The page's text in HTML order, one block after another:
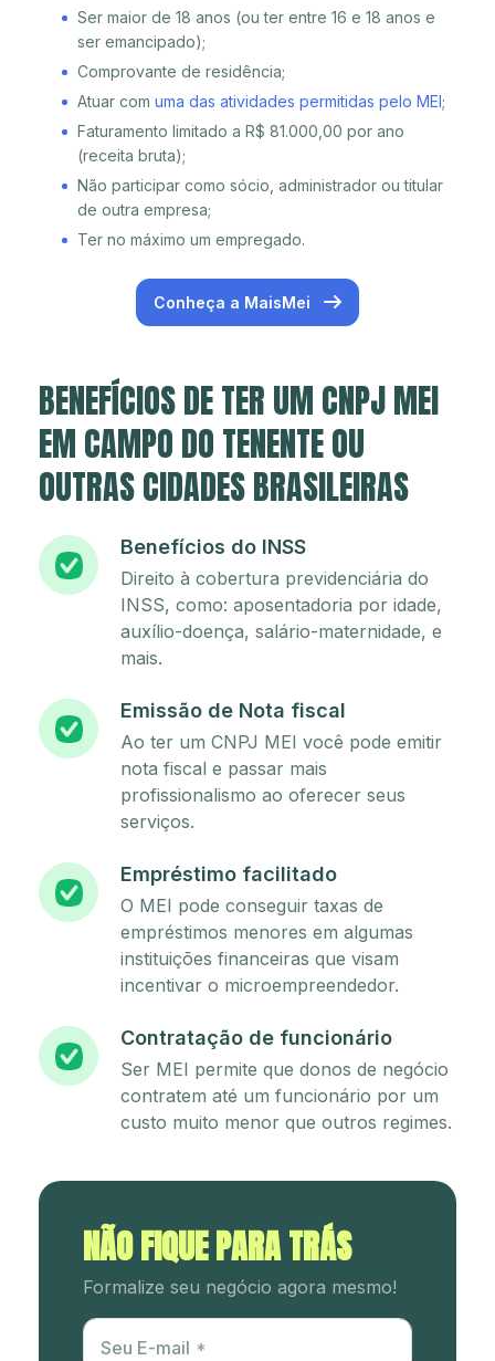
Ser maior de 18 anos (ou ter entre 16 e 18 anos e
ser emancipado);
Comprovante de residência;
Atuar com uma das atividades permitidas pelo MEI;
Faturamento limitado a R$ 81.000,00 por ano
(receita bruta);
Não participar como sócio, administrador ou titular
de outra empresa;
Ter no máximo um empregado.
Conheça a MaisMei
BENEFÍCIOS DE TER UM CNPJ MEI
EM CAMPO DO TENENTE OU
OUTRAS CIDADES BRASILEIRAS
Benefícios do INSS
Direito à cobertura previdenciária do
INSS, como: aposentadoria por idade,
auxílio-doença, salário-maternidade, e
mais.
Emissão de Nota fiscal
Ao ter um CNPJ MEI você pode emitir
nota fiscal e passar mais
profissionalismo ao oferecer seus
serviços.
Empréstimo facilitado
O MEI pode conseguir taxas de
empréstimos menores em algumas
instituições financeiras que visam
incentivar o microempreendedor.
Contratação de funcionário
Ser MEI permite que donos de negócio
contratem até um funcionário por um
custo muito menor que outros regimes.
NÃO FIQUE PARA TRÁS
Formalize seu negócio agora mesmo!
Utm Content
Seu E-mail